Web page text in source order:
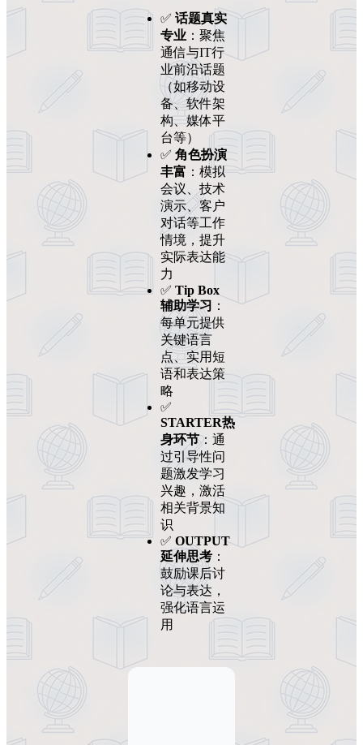
✅ 话题真实
专业 ：聚焦
通信与IT行
业前沿话题
（如移动设
备、软件架
构、媒体平
台等）
✅ 角色扮演
丰富 ：模拟
会议、技术
演示、客户
对话等工作
情境，提升
实际表达能
力
✅ Tip Box
辅助学习 ：
每单元提供
关键语言
点、实用短
语和表达策
略
✅
STARTER热
身环节：通
过引导性问
题激发学习
兴趣，激活
相关背景知
识
✅ OUTPUT
延伸思考 ：
鼓励课后讨
论与表达，
强化语言运
用